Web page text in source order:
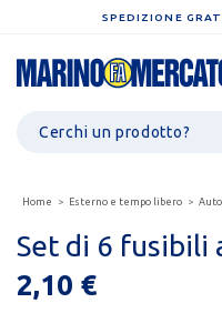
SPEDIZIONE
Home Esterno e tempo libero
Set di 6 fusibili
2,10 €